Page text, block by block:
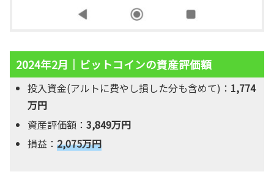
2024年2月｜ビットコインの資産評価額
投入資金(アルトに費やし損した分も含めて)： 1,774
万円
資産評価額：3,849万円
損益：2,075万円